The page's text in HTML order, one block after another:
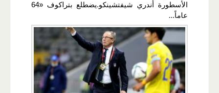
الأسطورة أندري شيفتشينكو.يضطلع بتراكوف «64
عاماً...